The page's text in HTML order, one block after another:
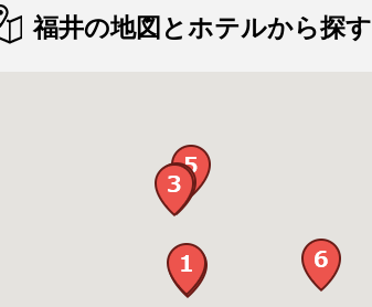
福井の地図とホテルから探す